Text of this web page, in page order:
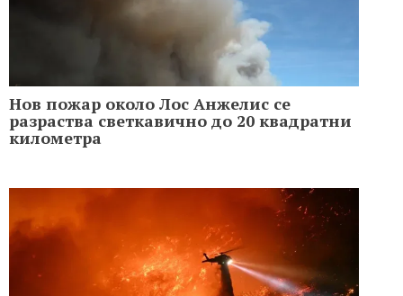
Нов пожар около Лос Анжелис се
разраства светкавично до 20 квадратни
километра